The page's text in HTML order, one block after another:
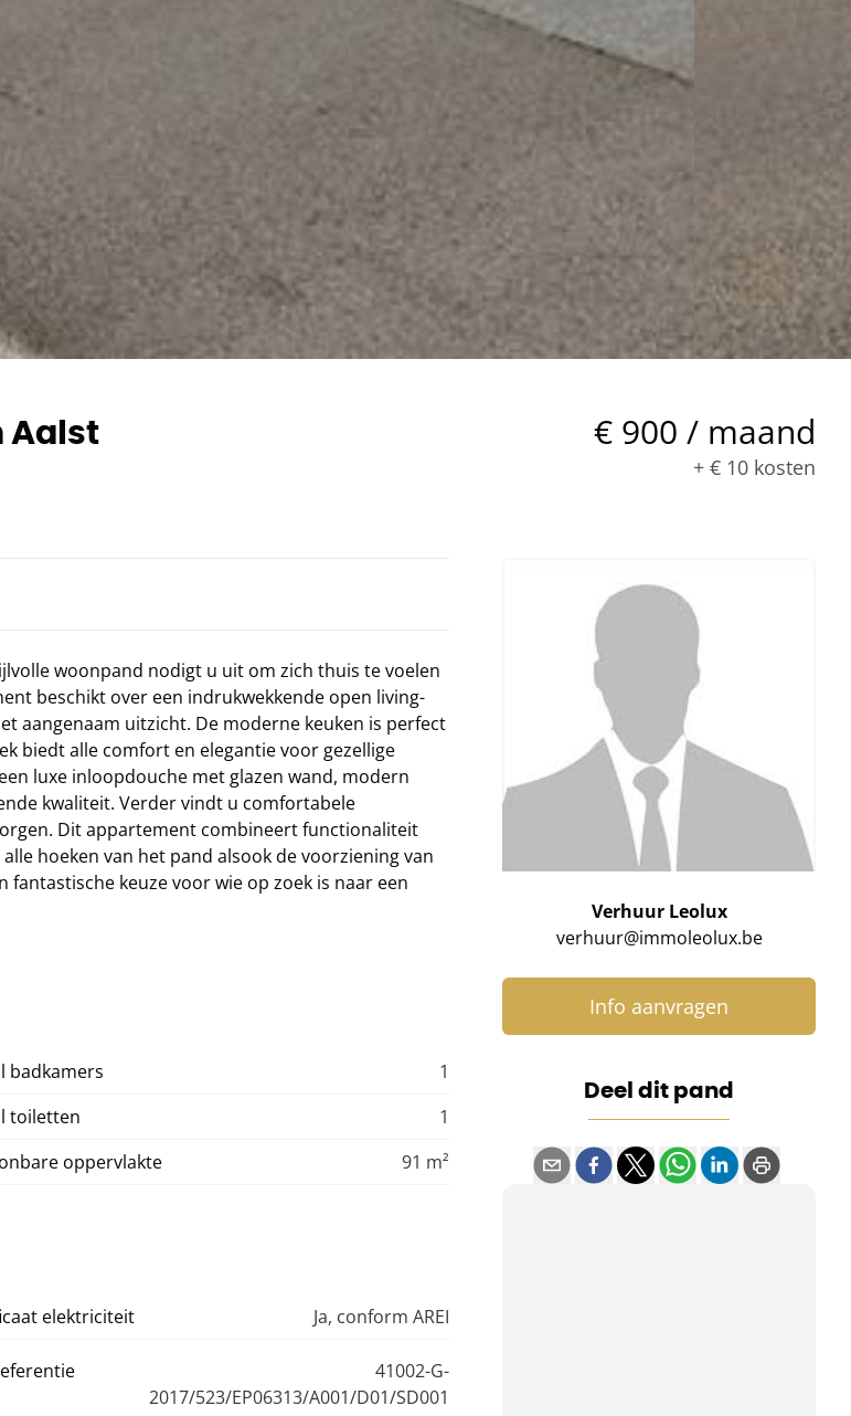
Aalst € 900 / maand
+ € 10 kosten
woonpand nodigt u uit om zich thuis te voelen
beschikt over een indrukwekkende open living-
aangenaam uitzicht. De moderne keuken is perfect
biedt alle comfort en elegantie voor gezellige
luxe inloopdouche met glazen wand, modern
kwaliteit. Verder vindt u comfortabele
Dit appartement combineert functionaliteit
hoeken van het pand alsook de voorziening van
fantastische keuze voor wie op zoek is naar een
badkamers
1
toiletten
1
oppervlakte 91 m²
elektriciteit Ja, conform AREI
41002-G-
2017/523/EP06313/A001/D01/SD001
Verhuur Leolux
verhuur@immoleolux.be
Info aanvragen
Deel dit pand